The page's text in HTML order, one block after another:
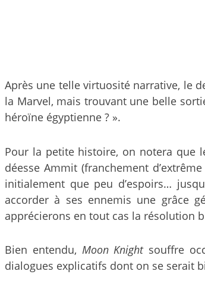
Après une telle virtuosité narrative, le
la Marvel, mais trouvant une belle
héroïne égyptienne ? ».
Pour la petite histoire, on notera que
déesse Ammit (franchement
initialement que peu d’espoirs…
accorder à ses ennemis une grâce
apprécierons en tout cas la résolution
Bien entendu, Moon Knightsouffre
dialogues explicatifs dont on se serait